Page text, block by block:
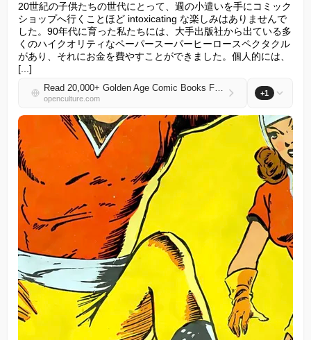
20世紀の子供たちの世代にとって、週の小遣いを手にコミック
ショップへ行くことほど intoxicating な楽しみはありませんで
した。90年代に育った私たちには、大手出版社から出ている多
くのハイクオリティなペーパースーパーヒーロースペクタクル
があり、それにお金を費やすことができました。個人的には、
[...]
Read 20,000+ Golden Age Comic Books Free Online: Superheroes, Westerns, Romance, Horror, and More
openculture.com
+1